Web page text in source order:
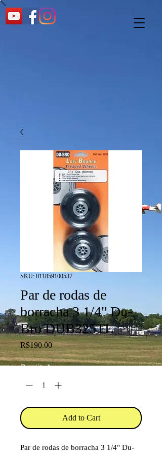
SKU: 011859100537
Par de rodas de
borracha 3 1/4" Du-
Bro DUB325TL
R$190.00Price
Quantity *
Add to Cart
Par de rodas de borracha 3 1/4" Du-